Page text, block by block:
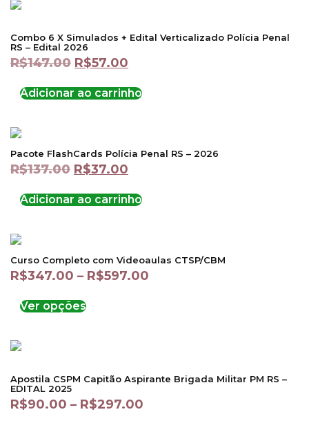
Combo 6 X Simulados + Edital Verticalizado Polícia Penal
RS – Edital 2026
R$147.00 R$57.00
Adicionar ao carrinho
Pacote FlashCards Polícia Penal RS – 2026
R$137.00 R$37.00
Adicionar ao carrinho
Curso Completo com Videoaulas CTSP/CBM
R$347.00 – R$597.00
Ver opções
Apostila CSPM Capitão Aspirante Brigada Militar PM RS –
EDITAL 2025
R$90.00 – R$297.00